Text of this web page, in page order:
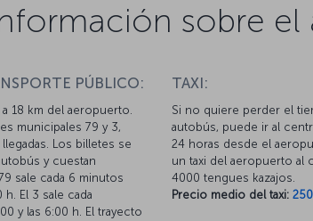
sobre
PÚBLICO:
18 km del aeropuerto.
municipales 79 y 3,
Los billetes se
y cuestan
sale cada 6 minutos
h. El 3 sale cada
y las 6:00 h. El trayecto
TAXI:
Si no quiere perder el
autobús, puede ir al
24 horas desde el
un taxi del aeropuerto al
4000 tengues kazajos.
Precio medio del taxi: